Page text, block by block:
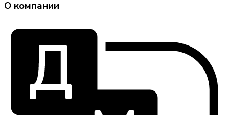
О компании